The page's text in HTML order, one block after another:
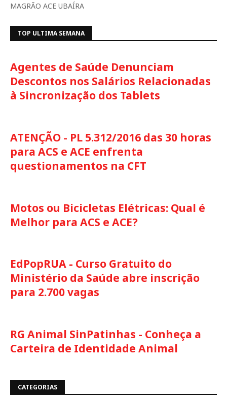
MAGRÃO ACE UBAÍRA
TOP ULTIMA SEMANA
Agentes de Saúde Denunciam
Descontos nos Salários Relacionadas
à Sincronização dos Tablets
ATENÇÃO - PL 5.312/2016 das 30 horas
para ACS e ACE enfrenta
questionamentos na CFT
Motos ou Bicicletas Elétricas: Qual é
Melhor para ACS e ACE?
EdPopRUA - Curso Gratuito do
Ministério da Saúde abre inscrição
para 2.700 vagas
RG Animal SinPatinhas - Conheça a
Carteira de Identidade Animal
CATEGORIAS